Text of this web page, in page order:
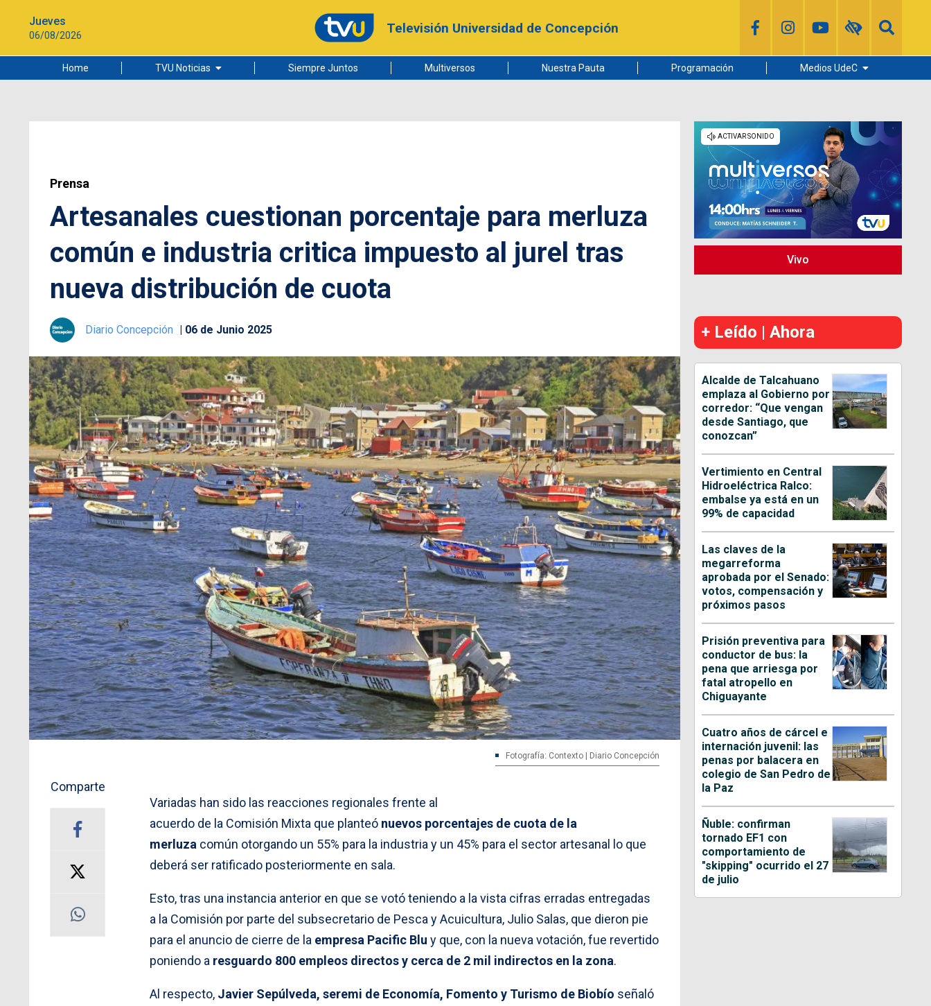
Jueves
06/08/2026 Televisión Universidad de Concepción
Home TVU Noticias
Ciudad
Siempre Juntos Multiversos Nuestra Pauta Programación Medios UdeC
Radio UdeC
Noticias UdeC
La Discusión
Prensa
Artesanales cuestionan porcentaje para merluza
común e industria critica impuesto al jurel tras
nueva distribución de cuota
Diario Concepción 06 de Junio 2025
Fotografía: Contexto | Diario Concepción
Comparte
Variadas han sido las reacciones regionales frente al
acuerdo de la Comisión Mixta que planteó nuevos porcentajes de cuota de la
merluza común otorgando un 55% para la industria y un 45% para el sector artesanal lo que
deberá ser ratificado posteriormente en sala.
Esto, tras una instancia anterior en que se votó teniendo a la vista cifras erradas entregadas
a la Comisión por parte del subsecretario de Pesca y Acuicultura, Julio Salas, que dieron pie
para el anuncio de cierre de la empresa Pacific Blu y que, con la nueva votación, fue revertido
poniendo a resguardo 800 empleos directos y cerca de 2 mil indirectos en la zona.
Al respecto, Javier Sepúlveda, seremi de Economía, Fomento y Turismo de Biobío señaló
Vivo
+ Leído | Ahora
Alcalde de Talcahuano
emplaza al Gobierno por
corredor: “Que vengan
desde Santiago, que
conozcan”
Vertimiento en Central
Hidroeléctrica Ralco:
embalse ya está en un
99% de capacidad
Las claves de la
megarreforma
aprobada por el Senado:
votos, compensación y
próximos pasos
Prisión preventiva para
conductor de bus: la
pena que arriesga por
fatal atropello en
Chiguayante
Cuatro años de cárcel e
internación juvenil: las
penas por balacera en
colegio de San Pedro de
la Paz
Ñuble: confirman
tornado EF1 con
comportamiento de
"skipping" ocurrido el 27
de julio